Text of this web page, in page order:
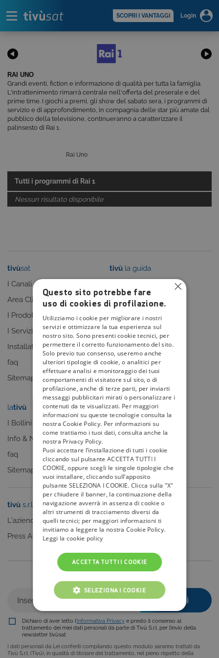
SCOPRI I VANTAGGI Login
RAI UNO
Grandi eventi, fiction e informazione di qualità per tutta la famiglia.
L'intrattenimento rimarrà centrale nell'offerta del preserale e del
prime time. I giochi a premi, gli show del sabato sera, i programmi di
servizio e di approfondimento, in compagnia delle star più amate dal
pubblico della televisione, continueranno a caratterizzare il
palinsesto di Rai 1.
Rai Uno
Tutti i programmi di Rai 1
Nessun risultato disponibile
tivùsat
I Canali
Area Clienti
I Prodotti
I Servizi
Installatori
faq
Sitemap
tivù la guida
I canali
La Guida +
faq
Sitemap
lativù
I Bollini
Info & News
faq
Sitemap
my tivù
tivù s.r.l.
L'azienda
Press Area
Sei un editore?
Clicca qui
Dichiaro di aver letto l’Informativa Privacy e presto il consenso al
trattamento dei miei dati personali da parte di Tivù S.r.l. per l’invio della
newsletter tivùsat
I dati personali da Lei conferiti compilando questo modulo saranno trattati da
Tivù S.r.l. (Tivù), in qualità di titolare del trattamento, nel pieno rispetto della
Questo sito potrebbe fare
uso di cookies di profilazione.
Utilizziamo i cookie per migliorare i nostri
servizi e ottimizzare la tua esperienza sul
nostro sito. Sono presenti cookie tecnici, per
permettere il corretto funzionamento del sito.
Solo previo tuo consenso, useremo anche
ulteriori tipologie di cookie, o analitici per
effettuare analisi e monitoraggio dei tuoi
comportamenti di visitatore sul sito, o di
profilazione, anche di terze parti, per inviarti
messaggi pubblicitari mirati o personalizzare i
contenuti da te visualizzati. Per maggiori
informazioni su queste tecnologie consulta la
nostra Cookie Policy. Per informazioni su
come trattiamo i tuoi dati, consulta anche la
nostra Privacy Policy.
Puoi accettare l’installazione di tutti i cookie
cliccando sul pulsante ACCETTA TUTTI I
COOKIE, oppure scegli le singole tipologie che
vuoi installare, cliccando sull’apposito
pulsante SELEZIONA I COOKIE. Clicca sulla "X"
per chiudere il banner, la continuazione della
navigazione avverrà in assenza di cookie o
altri strumenti di tracciamento diversi da
quelli tecnici; per maggiori informazioni ti
invitiamo a leggere la nostra Cookie Policy.
Leggi la cookie policy
ACCETTA TUTTI I COOKIE
SELEZIONA I COOKIE
COOKIE TECNICI
COOKIE ANALITICI
COOKIE DI PROFILAZIONE